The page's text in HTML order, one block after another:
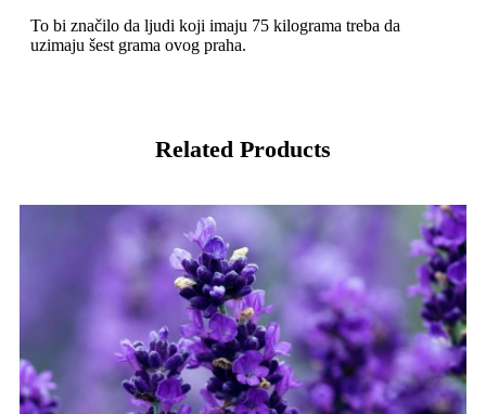
To bi značilo da ljudi koji imaju 75 kilograma treba da
uzimaju šest grama ovog praha.
Related Products